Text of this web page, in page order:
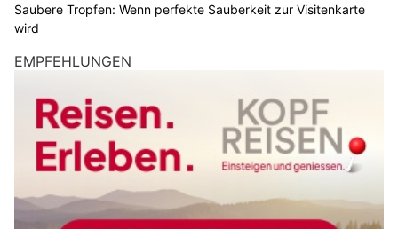
Saubere Tropfen: Wenn perfekte Sauberkeit zur Visitenkarte
wird
EMPFEHLUNGEN